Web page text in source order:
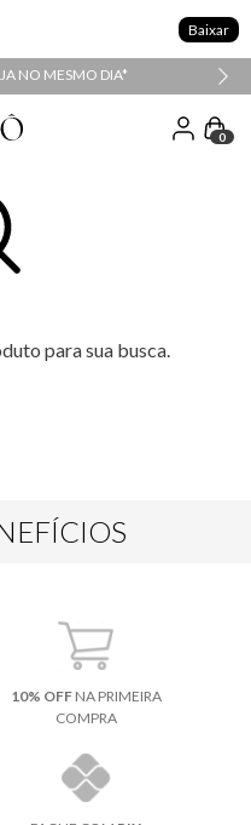
Baixar
NO MESMO DIA*
0
para sua busca.
10% OFFNA PRIMEIRA
COMPRA